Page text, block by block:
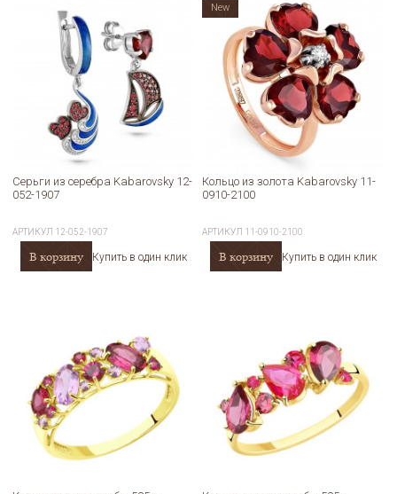
Серьги из серебра Kabarovsky 12-
052-1907
АРТИКУЛ 12-052-1907
В корзину Купить в один клик
Кольцо из золота Kabarovsky 11-
0910-2100
АРТИКУЛ 11-0910-2100
В корзину Купить в один клик
New